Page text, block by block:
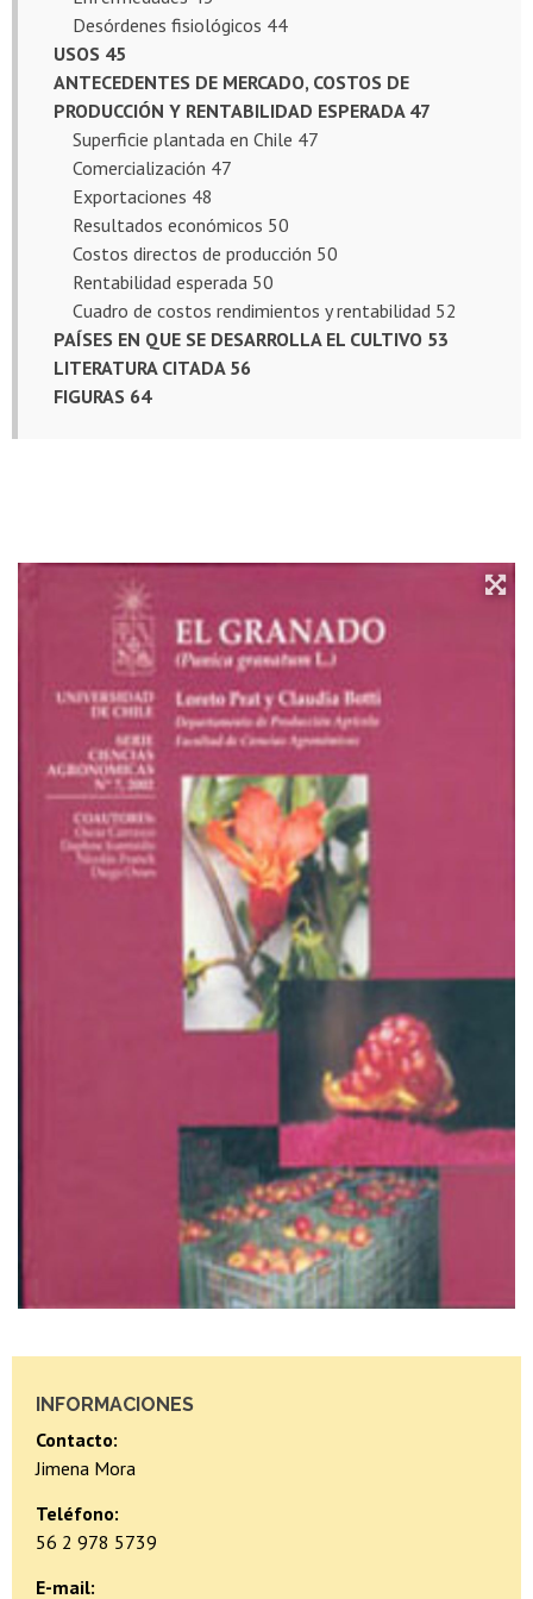
INFORMACIONES
Contacto:
Jimena Mora
Teléfono:
56 2 978 5739
E-mail:
Desórdenes fisiológicos 44
USOS 45
ANTECEDENTES DE MERCADO, COSTOS DE
PRODUCCIÓN Y RENTABILIDAD ESPERADA 47
Superficie plantada en Chile 47
Comercialización 47
Exportaciones 48
Resultados económicos 50
Costos directos de producción 50
Rentabilidad esperada 50
Cuadro de costos rendimientos y rentabilidad 52
PAÍSES EN QUE SE DESARROLLA EL CULTIVO 53
LITERATURA CITADA 56
FIGURAS 64